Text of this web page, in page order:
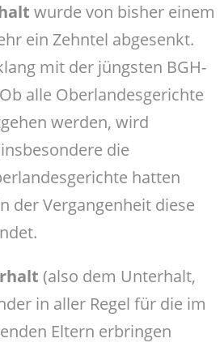
wurde von bisher einem
ein Zehntel abgesenkt.
mit der jüngsten BGH-
alle Oberlandesgerichte
werden, wird
die
hatten
der Vergangenheit diese
(also dem Unterhalt,
in aller Regel für die im
Eltern erbringen